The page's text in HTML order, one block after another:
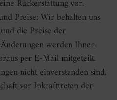
Rückerstattung vor.
Preise: Wir behalten uns
die Preise der
werden Ihnen
per E-Mail mitgeteilt.
nicht einverstanden sind,
vor Inkrafttreten der